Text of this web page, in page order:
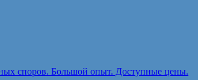
споров. Большой опыт. Доступные цены.